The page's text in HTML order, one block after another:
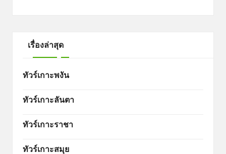
เรื่องล่าสุด
ทัวร์เกาะพงัน
ทัวร์เกาะลันตา
ทัวร์เกาะราชา
ทัวร์เกาะสมุย